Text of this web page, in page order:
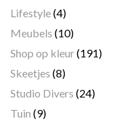
Lifestyle(4)
Meubels (10)
Shop op kleur(191)
Skeetjes (8)
Studio Divers (24)
Tuin (9)